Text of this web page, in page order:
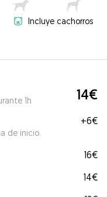
Incluye cachorros
1h 14€
de inicio.
+6€
16€
14€